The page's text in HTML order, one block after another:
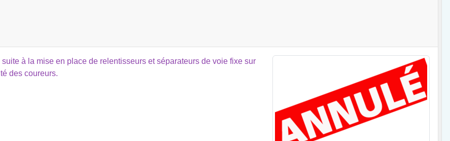
à la mise en place de relentisseurs et séparateurs de voie fixe sur
des coureurs.